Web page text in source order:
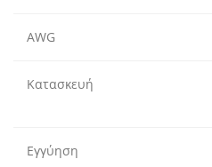
AWG
Κατασκευή
Εγγύηση